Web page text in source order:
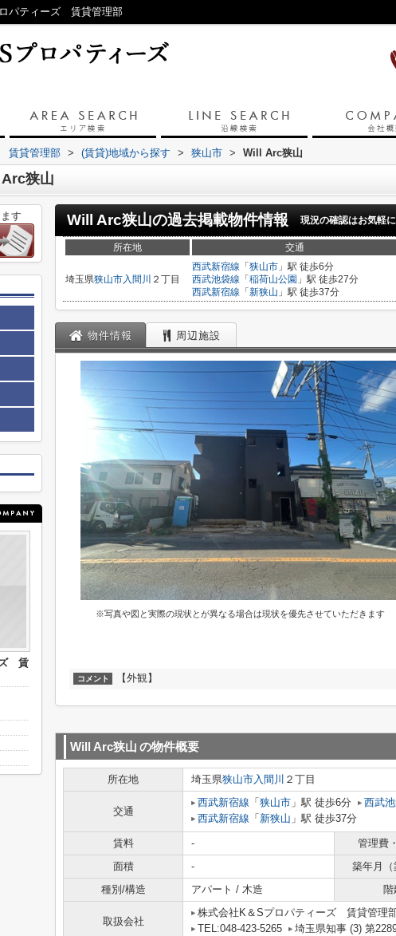
パティーズ 賃貸管理部
賃貸管理部 > (賃貸)地域から探す > 狭山市 > Will Arc狭山
狭山
Will Arc狭山の過去掲載物件情報 現況の確認はお気軽
所在地 交通
埼玉県狭山市入間川 ２丁目
西武新宿線 「 狭山市 」駅 徒歩6分
西武池袋線 「 稲荷山公園 」駅 徒歩27分
西武新宿線 「 新狭山 」駅 徒歩37分
物件情報 周辺施設
※写真や図と実際の現状とが異なる場合は現状を優先させていただきます
コメント 【外観】
Will Arc狭山 の物件概要
所在地 埼玉県狭山市入間川 ２丁目
交通
西武新宿線 「 狭山市 」駅 徒歩6分 西武
西武新宿線 「 新狭山 」駅 徒歩37分
賃料 - 管理費
面積
- 築年月（
種別/構造
アパート / 木造 階
取扱会社
株式会社K＆Sプロパティーズ 賃貸管理
TEL:048-423-5265
埼玉県知事 (3) 第
す
ズ 賃